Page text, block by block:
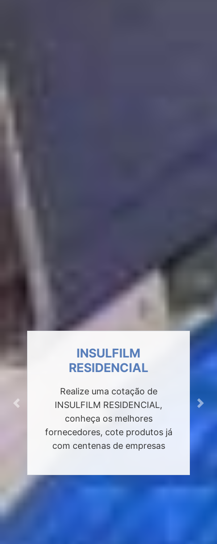
INSULFILM
RESIDENCIAL
Realize uma cotação de
INSULFILM RESIDENCIAL,
conheça os melhores
fornecedores, cote produtos já
com centenas de empresas
Previous Next